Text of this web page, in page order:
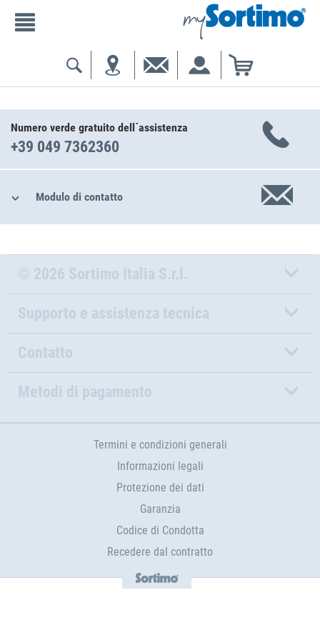
Numero verde gratuito dell´assistenza
+39 049 7362360
Modulo di contatto
© 2026 Sortimo Italia S.r.l.
Supporto e assistenza tecnica
Contatto
Metodi di pagamento
Termini e condizioni generali
Informazioni legali
Protezione dei dati
Garanzia
Codice di Condotta
Recedere dal contratto